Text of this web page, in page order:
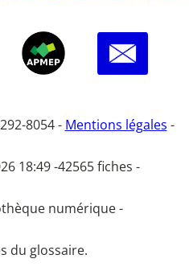
8054 - Mentions légales -
18:49 -42565 fiches -
numérique -
du glossaire.